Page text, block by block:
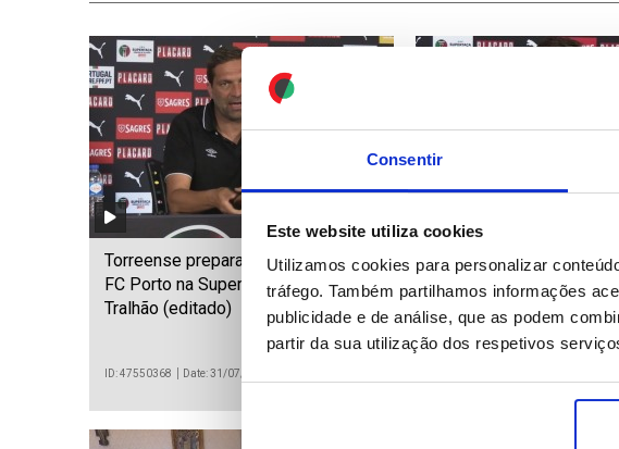
Consentir
Este website utiliza cookies
Utilizamos cookies para personalizar
tráfego. Também partilhamos informações
publicidade e de análise, que as podem
partir da sua utilização dos respetivos
Torreense preparado para enfrentar
FC Porto na Supertaça – Luís
Tralhão (editado)
ID: 47550368 Date: 31/07/2026 22:06
Torreense preparado
FC Porto na Supertaça